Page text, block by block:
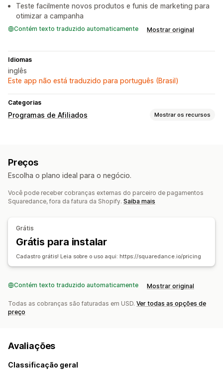
Teste facilmente novos produtos e funis de marketing para
otimizar a campanha
Contém texto traduzido automaticamente Mostrar original
Idiomas
inglês
Este app não está traduzido para português (Brasil)
Categorias
Programas de Afiliados Mostrar os recursos
Comissão de produto
Links de afiliado
Análises Descontos
Experiência de afiliado
Painéis de controle personalizados
Portal de marca
Descontos e links personalizados
Pagamentos
(ACH, na sigla em inglês)
Preços
Escolha o plano ideal para o negócio.
Você pode receber cobranças externas do parceiro de pagamentos
Squaredance, fora da fatura da Shopify. Saiba mais
Grátis
Grátis para instalar
Cadastro grátis! Leia sobre o uso aqui: https://squaredance.io/pricing
Contém texto traduzido automaticamente Mostrar original
Todas as cobranças são faturadas em USD. Ver todas as opções de
preço
Avaliações
Classificação geral